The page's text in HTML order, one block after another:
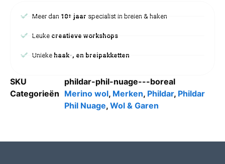
Meer dan 10+ jaar specialist in breien & haken
Leuke creatieve workshops
Uniekehaak-, en breipakketten
SKU
phildar-phil-nuage---boreal
Categorieën Merino wol, Merken, Phildar, Phildar
Phil Nuage, Wol & Garen